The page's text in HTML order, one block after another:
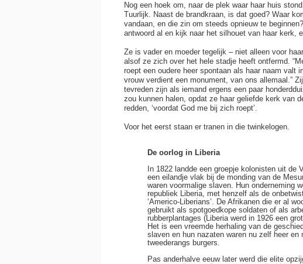
Nog een hoek om, naar de plek waar haar huis
Tuurlijk. Naast de brandkraan, is dat goed? Waar
vandaan, en die zin om steeds opnieuw te
antwoord al en kijk naar het silhouet van haar kerk,
Ze is vader en moeder tegelijk – niet alleen voor
alsof ze zich over het hele stadje heeft ontfermd.
roept een oudere heer spontaan als haar naam valt
vrouw verdient een monument, van ons allemaal.”
tevreden zijn als iemand ergens een paar
zou kunnen halen, opdat ze haar geliefde kerk van
redden, ‘voordat God me bij zich roept’.
Voor het eerst staan er tranen in die twinkelogen.
De oorlog in Liberia
In 1822 landde een groepje kolonisten uit de
een eilandje vlak bij de monding van de
waren voormalige slaven. Hun onderneming
republiek Liberia, met henzelf als de
‘Americo-Liberians’. De Afrikanen die er al
gebruikt als spotgoedkope soldaten of als
rubberplantages (Liberia werd in 1926 een
Het is een vreemde herhaling van de
slaven en hun nazaten waren nu zelf heer en
tweederangs burgers.
Pas anderhalve eeuw later werd die elite